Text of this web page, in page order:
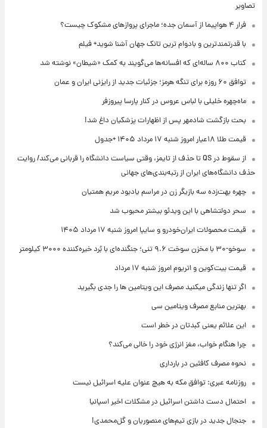
تصاویر
فرار ۴ هواپیما از آسمان جده؛ ماجرای پروازهای مشکوک چیست؟
با قدرتمندترین و بادوام ترین تانک جهان آشنا شوید+ فیلم
کتاب ۸۰۰ ساله‌ای که افسانه‌ها می‌گویند به کمک «شیطان» نوشته شد
توافق ۶۰ روزه برای تنگه هرمز؛ جزئیات جدید از رایزنی ایران و عمان
ماه‌چهره خلیلی با لباس عروس در کنار پارسا پیروزفر
بحث بازگشت شادمهر پس از اظهارات پزشکیان داغ شد!
قیمت طلا ۱۸عیار امروز شنبه ۱۷ مرداد ۱۴۰۵ +جدول
از سقوط در QS تا حذف از تایمز، وقتی سیاست دانشگاه را قربانی می‌کند/ روایت
حذف دانشگاه‌های ایران از رتبه‌بندی‌های جهانی
چهره بهت‌زده سه بازیگر زن در مراسم یادبود مریم همتیان
سحر دولتشاهی با این ویدئو بیشتر محبوب شد
قیمت محصولات ایران‌خودرو و سایپا امروز شنبه ۱۷ مرداد ۱۴۰۵
سوخو-۳۰ با مخزن سوخت ۹.۶ تنی؛ جنگنده‌ای با بُرد خیره‌کننده ۳۰۰۰ کیلومتر
قیمت بیت‌کوین و اتریوم امروز شنبه ۱۷ مرداد
اگر تنها زندگی میکنید مصرف این ویتامین ها را جدی بگیرید
بهترین منابع مصرف ویتامین سی
این علائم یعنی کبدتان در خطر است
چرا هنگام خواب، مغز انرژی خود را خالی می‌کند؟
نحوه مصرف کافئین در بارداری
روزنامه عبری: توافق مکه به هیچ عنوان علیه اسرائیل نیست
احتمال دست داشتن اسرائیل در مشکلات اخیر اسپانیا
جنجال جدید در بازی تیم‌های منصوریان و گل‌محمدی!